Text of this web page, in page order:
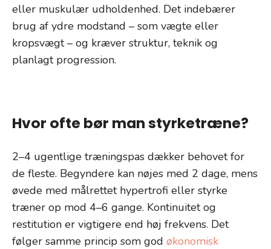
eller muskulær udholdenhed. Det indebærer
brug af ydre modstand – som vægte eller
kropsvægt – og kræver struktur, teknik og
planlagt progression.
Hvor ofte bør man styrketræne?
2–4 ugentlige træningspas dækker behovet for
de fleste. Begyndere kan nøjes med 2 dage, mens
øvede med målrettet hypertrofi eller styrke
træner op mod 4–6 gange. Kontinuitet og
restitution er vigtigere end høj frekvens. Det
følger samme princip som god økonomisk